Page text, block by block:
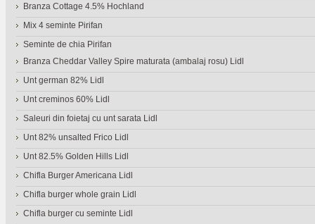
Branza Cottage 4.5% Hochland
Mix 4 seminte Pirifan
Seminte de chia Pirifan
Branza Cheddar Valley Spire maturata (ambalaj rosu) Lidl
Unt german 82% Lidl
Unt creminos 60% Lidl
Saleuri din foietaj cu unt sarata Lidl
Unt 82% unsalted Frico Lidl
Unt 82.5% Golden Hills Lidl
Chifla Burger Americana Lidl
Chifla burger whole grain Lidl
Chifla burger cu seminte Lidl